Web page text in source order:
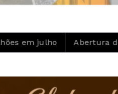
Abertura de ateliê de